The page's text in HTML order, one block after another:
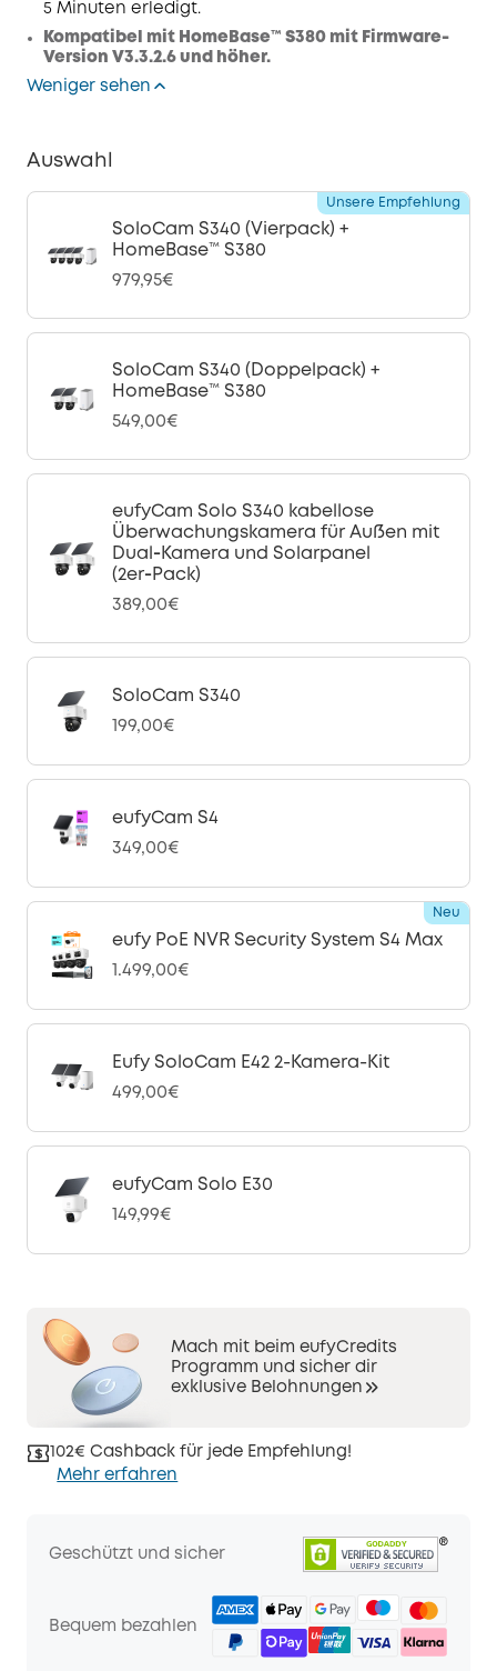
5 Minuten erledigt.
Kompatibel mit HomeBase™ S380 mit Firmware-
Version V3.3.2.6 und höher.
Weniger sehen
Auswahl
SoloCam S340 (Vierpack) +
HomeBase™ S380
979,95€
Unsere Empfehlung
SoloCam S340 (Doppelpack) +
HomeBase™ S380
549,00€
eufyCam Solo S340 kabellose
Überwachungskamera für Außen mit
Dual‑Kamera und Solarpanel
(2er‑Pack)
389,00€
SoloCam S340
199,00€
eufyCam S4
349,00€
eufy PoE NVR Security System S4 Max
1.499,00€
Neu
Eufy SoloCam E42 2-Kamera-Kit
499,00€
eufyCam Solo E30
149,99€
Mach mit beim eufyCredits
Programm und sicher dir
exklusive Belohnungen
102€ Cashback für jede Empfehlung!
Mehr erfahren
Geschützt und sicher
Bequem bezahlen